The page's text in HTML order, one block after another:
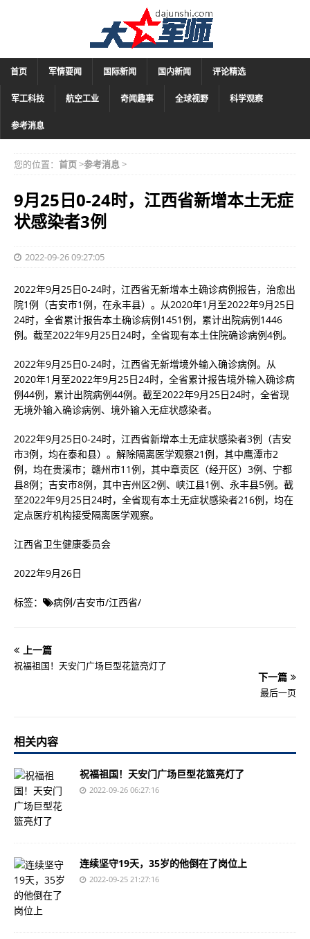
首页 军情要闻 国际新闻 国内新闻 评论精选
军工科技 航空工业 奇闻趣事 全球视野 科学观察
参考消息
您的位置： 首页>参考消息>
9月25日0-24时，江西省新增本土无症
状感染者3例
2022-09-26 09:27:05
2022年9月25日0-24时，江西省无新增本土确诊病例报告，治愈出
院1例（吉安市1例，在永丰县）。从2020年1月至2022年9月25日
24时，全省累计报告本土确诊病例1451例，累计出院病例1446
例。截至2022年9月25日24时，全省现有本土住院确诊病例4例。
2022年9月25日0-24时，江西省无新增境外输入确诊病例。从
2020年1月至2022年9月25日24时，全省累计报告境外输入确诊病
例44例，累计出院病例44例。截至2022年9月25日24时，全省现
无境外输入确诊病例、境外输入无症状感染者。
2022年9月25日0-24时，江西省新增本土无症状感染者3例（吉安
市3例，均在泰和县）。解除隔离医学观察21例，其中鹰潭市2
例，均在贵溪市；赣州市11例，其中章贡区（经开区）3例、宁都
县8例；吉安市8例，其中吉州区2例、峡江县1例、永丰县5例。截
至2022年9月25日24时，全省现有本土无症状感染者216例，均在
定点医疗机构接受隔离医学观察。
江西省卫生健康委员会
2022年9月26日
标签： 病例/吉安市/江西省/
上一篇
祝福祖国！天安门广场巨型花篮亮灯了
下一篇
最后一页
相关内容
祝福祖国！天安门广场巨型花篮亮灯了
2022-09-26 06:27:16
连续坚守19天，35岁的他倒在了岗位上
2022-09-25 21:27:16